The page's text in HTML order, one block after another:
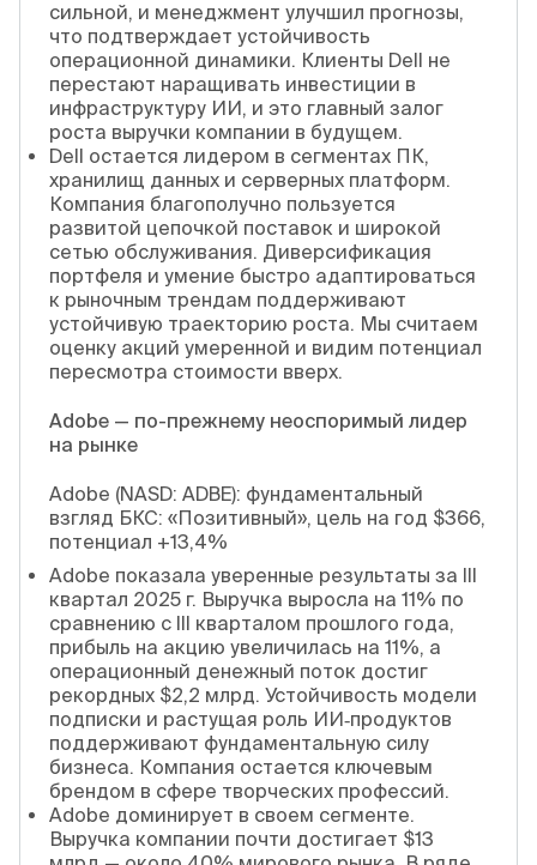
сильной, и менеджмент улучшил прогнозы,
что подтверждает устойчивость
операционной динамики. Клиенты Dell не
перестают наращивать инвестиции в
инфраструктуру ИИ, и это главный залог
роста выручки компании в будущем.
Dell остается лидером в сегментах ПК,
хранилищ данных и серверных платформ.
Компания благополучно пользуется
развитой цепочкой поставок и широкой
сетью обслуживания. Диверсификация
портфеля и умение быстро адаптироваться
к рыночным трендам поддерживают
устойчивую траекторию роста. Мы считаем
оценку акций умеренной и видим потенциал
пересмотра стоимости вверх.
Adobe — по-прежнему неоспоримый лидер
на рынке
Adobe (NASD: ADBE): фундаментальный
взгляд БКС: «Позитивный», цель на год $366,
потенциал +13,4%
Adobe показала уверенные результаты за III
квартал 2025 г. Выручка выросла на 11% по
сравнению с III кварталом прошлого года,
прибыль на акцию увеличилась на 11%, а
операционный денежный поток достиг
рекордных $2,2 млрд. Устойчивость модели
подписки и растущая роль ИИ‑продуктов
поддерживают фундаментальную силу
бизнеса. Компания остается ключевым
брендом в сфере творческих профессий.
Adobe доминирует в своем сегменте.
Выручка компании почти достигает $13